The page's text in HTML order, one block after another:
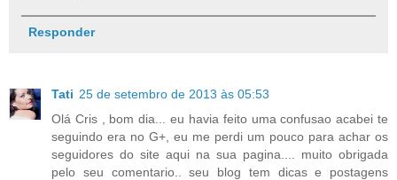
Responder
Tati 25 de setembro de 2013 às 05:53
Olá Cris , bom dia... eu havia feito uma confusao acabei te
seguindo era no G+, eu me perdi um pouco para achar os
seguidores do site aqui na sua pagina.... muito obrigada
pelo seu comentario.. seu blog tem dicas e postagens